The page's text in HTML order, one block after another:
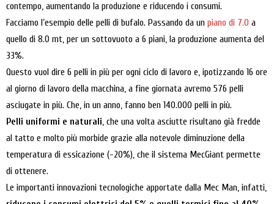
contempo, aumentando la produzione e riducendo i consumi.
Facciamo l’esempio delle pelli di bufalo. Passando da un piano di 7.0 a
quello di 8.0 mt, per un sottovuoto a 6 piani, la produzione aumenta del
33%.
Questo vuol dire 6 pelli in più per ogni ciclo di lavoro e, ipotizzando 16 ore
al giorno di lavoro della macchina, a fine giornata avremo 576 pelli
asciugate in più. Che, in un anno, fanno ben 140.000 pelli in più.
Pelli uniformi e naturali, che una volta asciutte risultano già fredde
al tatto e molto più morbide grazie alla notevole diminuzione della
temperatura di essicazione (-20%), che il sistema MecGiant permette
di ottenere.
Le importanti innovazioni tecnologiche apportate dalla Mec Man, infatti,